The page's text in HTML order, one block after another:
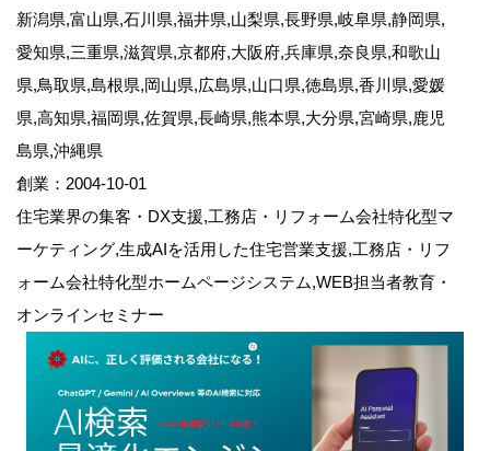
新潟県,富山県,石川県,福井県,山梨県,長野県,岐阜県,静岡県,
愛知県,三重県,滋賀県,京都府,大阪府,兵庫県,奈良県,和歌山
県,鳥取県,島根県,岡山県,広島県,山口県,徳島県,香川県,愛媛
県,高知県,福岡県,佐賀県,長崎県,熊本県,大分県,宮崎県,鹿児
島県,沖縄県
創業：2004-10-01
住宅業界の集客・DX支援,工務店・リフォーム会社特化型マ
ーケティング,生成AIを活用した住宅営業支援,工務店・リフ
ォーム会社特化型ホームページシステム,WEB担当者教育・
オンラインセミナー